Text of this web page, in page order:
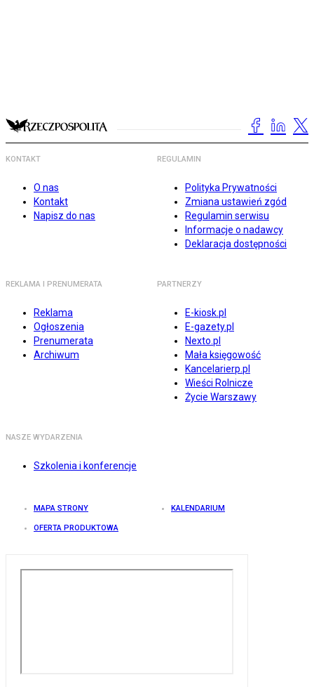
KONTAKT
O nas
Kontakt
Napisz do nas
REGULAMIN
Polityka Prywatności
Zmiana ustawień zgód
Regulamin serwisu
Informacje o nadawcy
Deklaracja dostępności
REKLAMA I PRENUMERATA
Reklama
Ogłoszenia
Prenumerata
Archiwum
PARTNERZY
E-kiosk.pl
E-gazety.pl
Nexto.pl
Mała księgowość
Kancelarierp.pl
Wieści Rolnicze
Życie Warszawy
NASZE WYDARZENIA
Szkolenia i konferencje
MAPA STRONY KALENDARIUM
OFERTA PRODUKTOWA